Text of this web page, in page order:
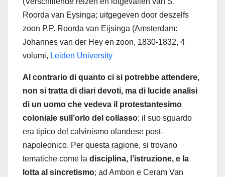
Roorda van Eysinga; uitgegeven door deszelfs
zoon P.P. Roorda van Eijsinga (Amsterdam:
Johannes van der Hey en zoon, 1830-1832, 4
volumi, Leiden University
Al contrario di quanto ci si potrebbe attendere,
non si tratta di diari devoti, ma di lucide analisi
di un uomo che vedeva il protestantesimo
coloniale sull’orlo del collasso; il suo sguardo
era tipico del calvinismo olandese post-
napoleonico. Per questa ragione, si trovano
tematiche come la disciplina, l’istruzione, e la
lotta al sincretismo; ad Ambon e Ceram Van